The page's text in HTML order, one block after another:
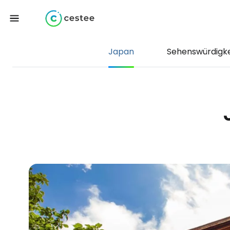
Japan